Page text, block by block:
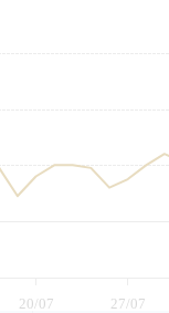
27/07
20/07